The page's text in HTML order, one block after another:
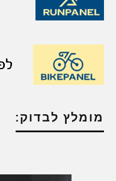
מומלץ לבדוק: